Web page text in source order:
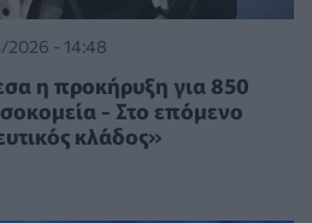
2026 - 14:48
η προκήρυξη για 850
- Στο επόμενο
κλάδος»